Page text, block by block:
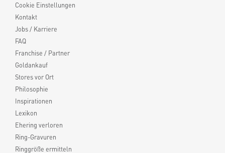
Cookie Einstellungen
Kontakt
Jobs / Karriere
FAQ
Franchise / Partner
Goldankauf
Stores vor Ort
Philosophie
Inspirationen
Lexikon
Ehering verloren
Ring-Gravuren
Ringgröße ermitteln